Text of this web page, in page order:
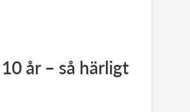
år – så härligt